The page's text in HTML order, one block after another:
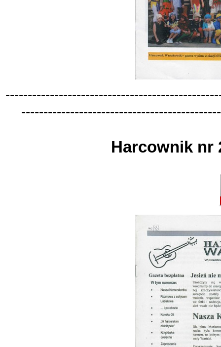
------------------------------------------------
---------------------------------------------
Harcownik nr